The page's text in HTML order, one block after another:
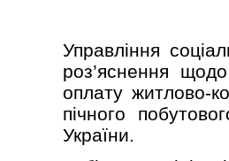
Управління
роз’яснення
оплату житлово-
пічного
України.